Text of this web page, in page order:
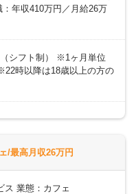
年収410万円／月給26万
シフト制） ※1ヶ月単位
時以降は18歳以上の方の
/最高月収26万円
ス 業態：カフェ